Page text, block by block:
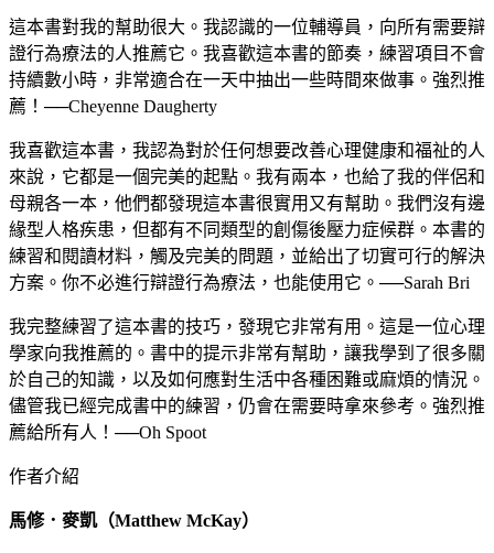
這本書對我的幫助很大。我認識的一位輔導員，向所有需要辯
證行為療法的人推薦它。我喜歡這本書的節奏，練習項目不會
持續數小時，非常適合在一天中抽出一些時間來做事。強烈推
薦！──Cheyenne Daugherty
我喜歡這本書，我認為對於任何想要改善心理健康和福祉的人
來說，它都是一個完美的起點。我有兩本，也給了我的伴侶和
母親各一本，他們都發現這本書很實用又有幫助。我們沒有邊
緣型人格疾患，但都有不同類型的創傷後壓力症候群。本書的
練習和閱讀材料，觸及完美的問題，並給出了切實可行的解決
方案。你不必進行辯證行為療法，也能使用它。──Sarah Bri
我完整練習了這本書的技巧，發現它非常有用。這是一位心理
學家向我推薦的。書中的提示非常有幫助，讓我學到了很多關
於自己的知識，以及如何應對生活中各種困難或麻煩的情況。
儘管我已經完成書中的練習，仍會在需要時拿來參考。強烈推
薦給所有人！──Oh Spoot
作者介紹
馬修．麥凱（Matthew McKay）